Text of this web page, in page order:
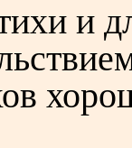
и